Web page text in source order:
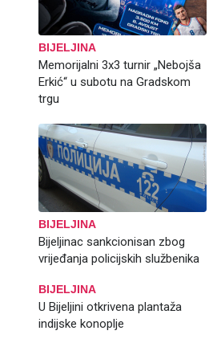
BIJELJINA
Memorijalni 3x3 turnir „Nebojša
Erkić“ u subotu na Gradskom
trgu
BIJELJINA
Bijeljinac sankcionisan zbog
vrijeđanja policijskih službenika
BIJELJINA
U Bijeljini otkrivena plantaža
indijske konoplje